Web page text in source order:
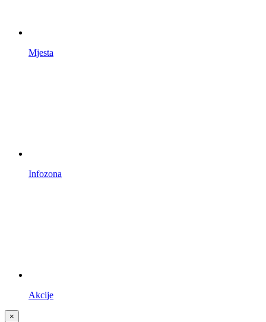
Mjesta
Infozona
Akcije
×